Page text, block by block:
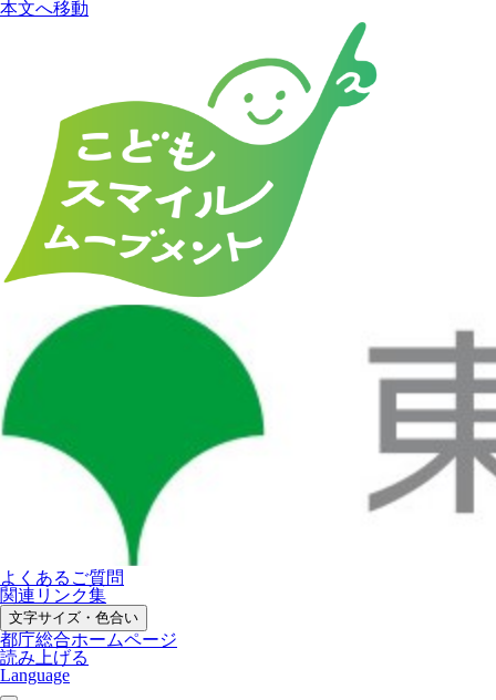
本文へ移動
よくあるご質問
関連リンク集
文字サイズ・色合い
都庁総合ホームページ
読み上げる
Language